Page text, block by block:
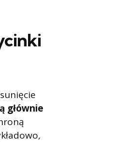
głównie